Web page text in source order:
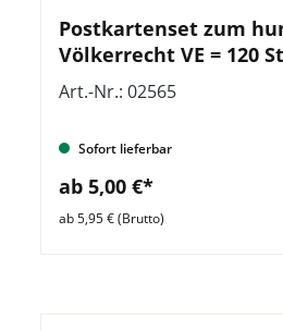
Postkartenset zum
Völkerrecht VE = 120
verschiedene Motive)
Art.-Nr.: 02565
Sofort lieferbar
ab 5,00 €*
ab 5,95 € (Brutto)